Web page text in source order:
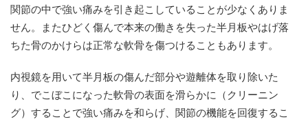
関節の中で強い痛みを引き起こしていることが少なくありま
せん。またひどく傷んで本来の働きを失った半月板やはげ落
ちた骨のかけらは正常な軟骨を傷つけることもあります。
内視鏡を用いて半月板の傷んだ部分や遊離体を取り除いた
り、でこぼこになった軟骨の表面を滑らかに（クリーニン
グ）することで強い痛みを和らげ、関節の機能を回復するこ